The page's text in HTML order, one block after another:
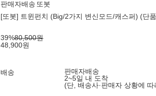
판매자배송 또봇
[또봇] 트윈펀치 (Big/2가지 변신모드/캐스퍼) (단
39%80,500원
48,900원
배송
판매자배송
2~5일 내 도착
(단, 배송사·판매자 상황에